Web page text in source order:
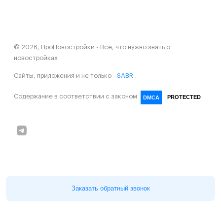
Заказать обратный звонок
© 2026, ПроНовостройки - Всё, что нужно знать о
новостройках
Сайты, приложения и не только - SABR
Содержание в соответствии с законом DMCA PROTECTED